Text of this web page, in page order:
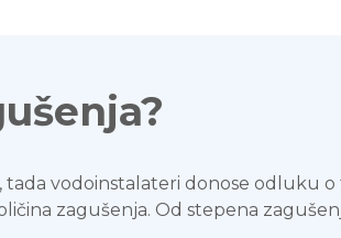
vodoinstalateri donose odluku
zagušenja. Od stepena